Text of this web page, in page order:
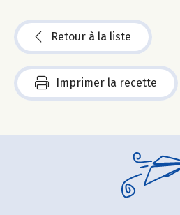
Retour à la liste
Imprimer la recette